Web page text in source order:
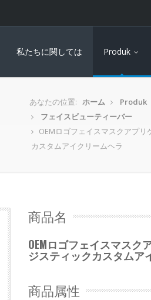
私たちに関しては Produk
あなたの位置: ホーム Produk
フェイスビューティーバー
OEMロゴフェイスマスクアプ
カスタムアイクリームヘラ
商品名
OEMロゴフェイスマスク
ジスティックカスタムア
商品属性